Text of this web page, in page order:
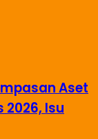
Aset
2026, Isu